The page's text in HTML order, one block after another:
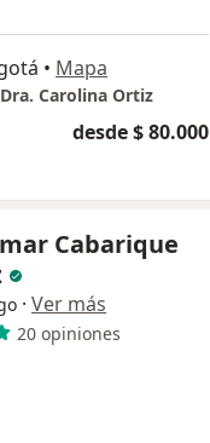
• Mapa
Carolina Ortiz
desde $ 80.000
Cabarique
· Ver más
20 opiniones